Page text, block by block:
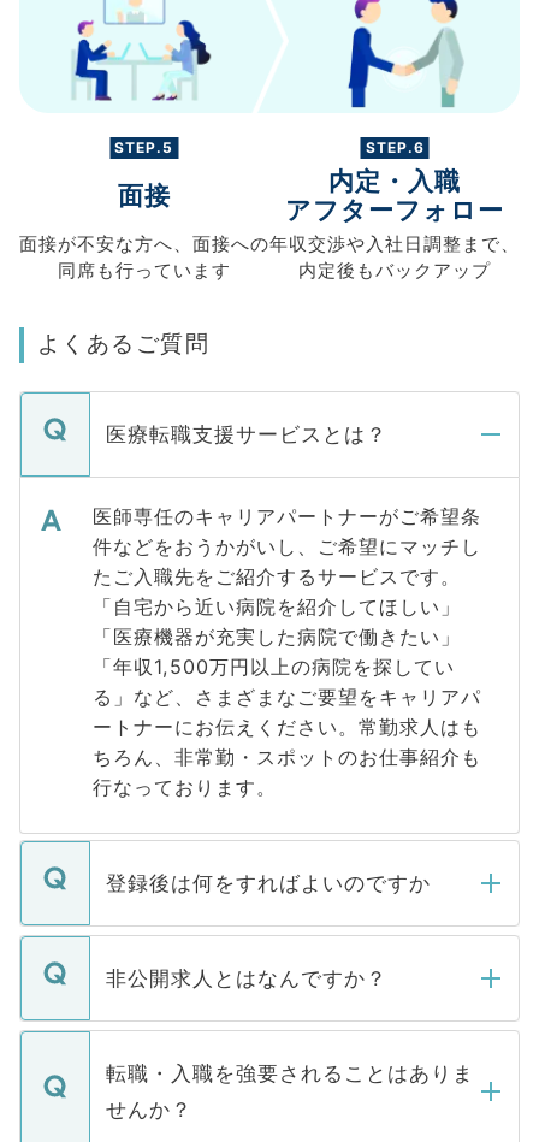
STEP.5
面接
面接が不安な方へ、 面接への
同席も行っています
STEP.6
内定・入職
アフターフォロー
年収交渉や入社日調整まで、
内定後もバックアップ
よくあるご質問
医療転職支援サービスとは？
医師専任のキャリアパートナーがご希望条
件などをおうかがいし、ご希望にマッチし
たご入職先をご紹介するサービスです。
「自宅から近い病院を紹介してほしい」
「医療機器が充実した病院で働きたい」
「年収1,500万円以上の病院を探してい
る」など、さまざまなご要望をキャリアパ
ートナーにお伝えください。常勤求人はも
ちろん、非常勤・スポットのお仕事紹介も
行なっております。
登録後は何をすればよいのですか
ご登録いただきましたら、弊社担当者がご
登録内容を確認し、その後メールもしくは
ます。通常、5営業日以内にはご連絡をせて
いただきますので、しばらくお待ちくださ
非公開求人とはなんですか？
マイナビDOCTORで取り扱っている求人の
うち約3割は、Webサイトからご覧いただ
けない「非公開求人」です。非公開求人は
下記の理由によって、一般には公開してい
転職・入職を強要されることはありま
せんか？